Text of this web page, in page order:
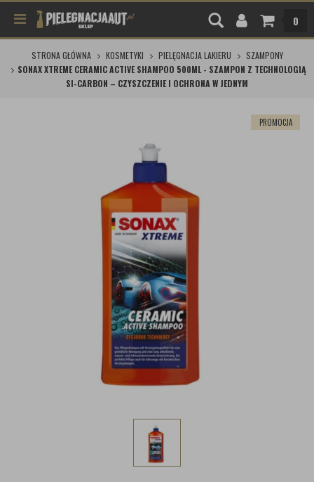
0
STRONA GŁÓWNA KOSMETYKI PIELĘGNACJA LAKIERU
SZAMPONY
SONAX XTREME CERAMIC ACTIVE SHAMPOO 500ML - SZAMPON Z TECHNOLOGIĄ
SI-CARBON – CZYSZCZENIE I OCHRONA W JEDNYM
PROMOCJA